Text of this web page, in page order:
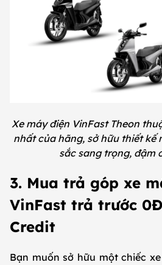
Xe máy điện VinFast Theon
nhất của hãng, sở hữu thiết kế
sắc sang trọng, đậm
3. Mua trả góp xe
VinFast trả trước
Credit
Bạn muốn sở hữu một chiếc